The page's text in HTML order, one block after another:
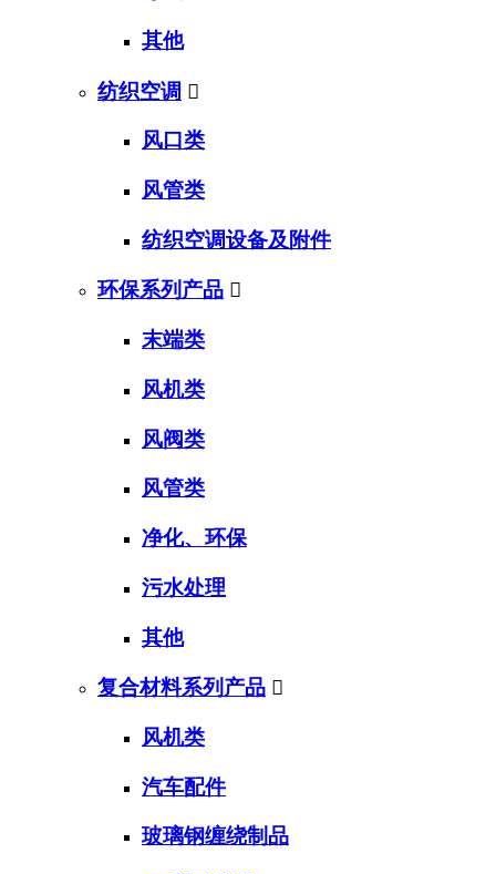
其他
纺织空调 
风口类
风管类
纺织空调设备及附件
环保系列产品 
末端类
风机类
风阀类
风管类
净化、环保
污水处理
其他
复合材料系列产品 
风机类
汽车配件
玻璃钢缠绕制品